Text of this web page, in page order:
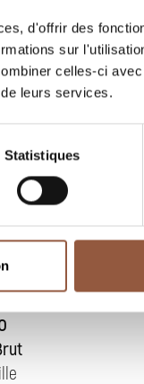
d'offrir des
sur
celles-ci
leurs services.
Statistiques